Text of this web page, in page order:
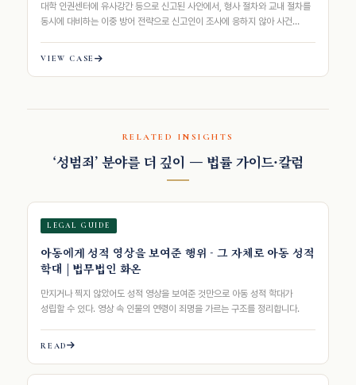
대학 인권센터에 유사강간 등으로 신고된 사안에서, 형사 절차와 교내 절차를
동시에 대비하는 이중 방어 전략으로 신고인이 조사에 응하지 않아 사건
VIEW CASE
RELATED INSIGHTS
‘성범죄’ 분야를 더 깊이 — 법률 가이드·칼럼
LEGAL GUIDE
아동에게 성적 영상을 보여준 행위 - 그 자체로 아동 성적
학대 | 법무법인 화온
만지거나 찍지 않았어도 성적 영상을 보여준 것만으로 아동 성적 학대가
성립할 수 있다. 영상 속 인물의 연령이 죄명을 가르는 구조를 정리합니다.
READ